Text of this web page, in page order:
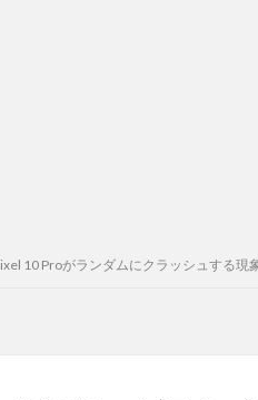
10 Proがランダムにクラッシュする現